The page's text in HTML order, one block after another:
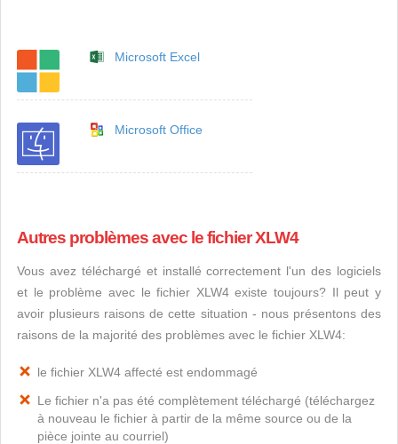
Microsoft Excel
Microsoft Office
Autres problèmes avec le fichier XLW4
Vous avez téléchargé et installé correctement l'un des logiciels
et le problème avec le fichier XLW4 existe toujours? Il peut y
avoir plusieurs raisons de cette situation - nous présentons des
raisons de la majorité des problèmes avec le fichier XLW4:
le fichier XLW4 affecté est endommagé
Le fichier n'a pas été complètement téléchargé (téléchargez
à nouveau le fichier à partir de la même source ou de la
pièce jointe au courriel)